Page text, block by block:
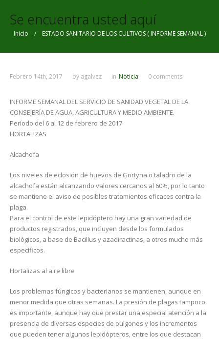
Se encuentra usted aquí
Inicio / ESTADO SANITARIO DE LOS CULTIVOS ( INFORME SEMANAL )
Febrero 14th, 2017 by agalvez in Noticia 0 comments
INFORME SEMANAL DEL SERVICIO DE SANIDAD VEGETAL DE LA
CONSEJERÍA DE AGUA, AGRICULTURA Y MEDIO AMBIENTE.
Período del 6 al 12 de febrero de 2017
HORTALIZAS
Alcachofa
Los niveles de eclosión de huevos de Gortyna o taladro de la
alcachofa están alcanzando valores cercanos al 60%, por lo tanto
se mantiene el aviso de posibles tratamientos eficaces contra la
plaga.
Para el control de este lepidóptero hay una gran variedad de
productos registrados, que incluyen desde los formulados
biológicos, a base de Bacillus y azadiractinas, a otros mucho más
específicos.
Hortalizas al aire libre
Los problemas fúngicos y bacterianos se mantienen, aunque en
menor medida que otras semanas. La presión de plagas tampoco
es importante, aunque hay que prestar una especial atención a la
presencia de diversas especies de pulgones y los incrementos
que pueden tener algunos lepidópteros, entre los que destacan